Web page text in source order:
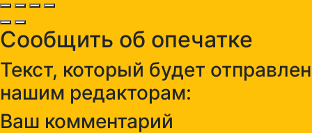
Сообщить об опечатке
Текст, который будет отправлен
нашим редакторам:
Ваш комментарий